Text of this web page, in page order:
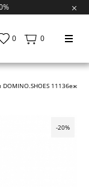
0 0
1113беж
-20%